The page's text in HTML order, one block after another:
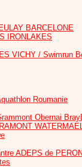
BARCELONE
IRONLAKES
VICHY / Swimrun
Roumanie
Obernai
ADEPS de